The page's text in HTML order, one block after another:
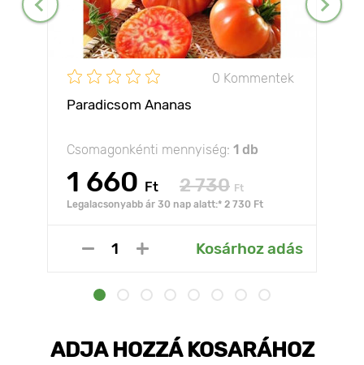
0 Kommentek
Paradicsom Ananas
Csomagonkénti mennyiség: 1 db
1 660 Ft 2 730 Ft
Legalacsonyabb ár 30 nap alatt:* 2 730 Ft
Kosárhoz adás
ADJA HOZZÁ KOSARÁHOZ